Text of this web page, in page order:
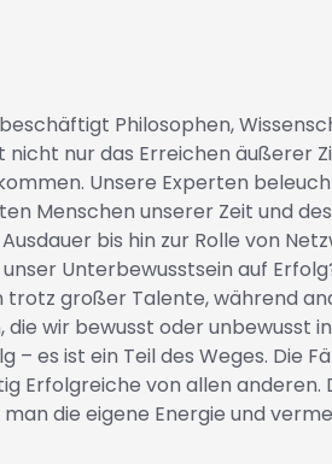
Philosophen,
nur das Erreichen
Unsere Experten
Menschen unserer Zeit und
bis hin zur Rolle von
Unterbewusstsein auf
großer Talente, während
wir bewusst oder
es ist ein Teil des Weges. Die
Erfolgreiche von allen
die eigene Energie und